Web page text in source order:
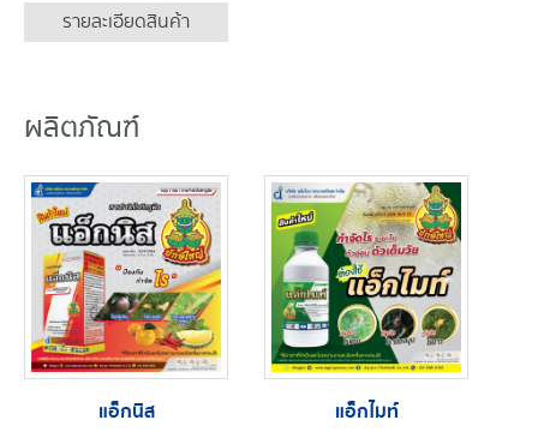
รายละเอียดสินค้า
ผลิตภัณฑ์
แอ็กนิส แอ็กไมท์